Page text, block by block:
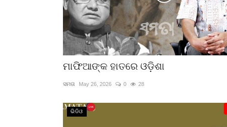
ମାଫିଆଙ୍କ ହାତରେ ଓଡ଼ିଶା
ସମତା May 26, 2026 0 28
ଭିଡିଓ